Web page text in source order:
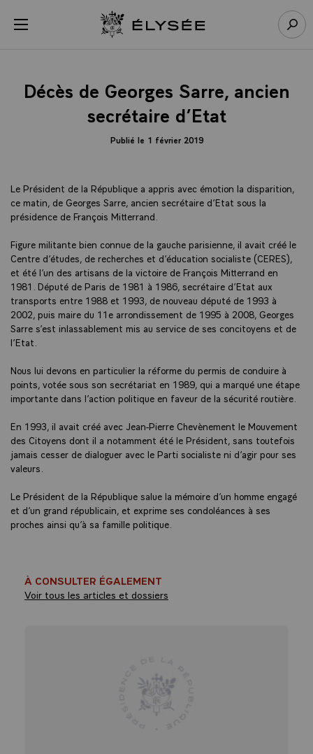
menu Retour à l’accueil Élysée
Décès de Georges Sarre, ancien
secrétaire d’Etat
Publié le 1 février 2019
Le Président de la République a appris avec émotion la disparition,
ce matin, de Georges Sarre, ancien secrétaire d’Etat sous la
présidence de François Mitterrand.
Figure militante bien connue de la gauche parisienne, il avait créé le
Centre d’études, de recherches et d’éducation socialiste (CERES),
et été l’un des artisans de la victoire de François Mitterrand en
1981. Député de Paris de 1981 à 1986, secrétaire d’Etat aux
transports entre 1988 et 1993, de nouveau député de 1993 à
2002, puis maire du 11e arrondissement de 1995 à 2008, Georges
Sarre s’est inlassablement mis au service de ses concitoyens et de
l’Etat.
Nous lui devons en particulier la réforme du permis de conduire à
points, votée sous son secrétariat en 1989, qui a marqué une étape
importante dans l’action politique en faveur de la sécurité routière.
En 1993, il avait créé avec Jean-Pierre Chevènement le Mouvement
des Citoyens dont il a notamment été le Président, sans toutefois
jamais cesser de dialoguer avec le Parti socialiste ni d’agir pour ses
valeurs.
Le Président de la République salue la mémoire d’un homme engagé
et d’un grand républicain, et exprime ses condoléances à ses
proches ainsi qu’à sa famille politique.
À CONSULTER ÉGALEMENT
Voir tous les articles et dossiers
Panneau de gestion des cookies